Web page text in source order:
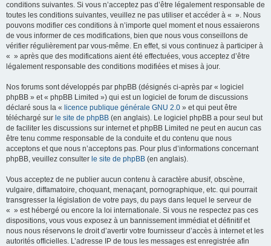
conditions suivantes. Si vous n’acceptez pas d’être légalement responsable de
toutes les conditions suivantes, veuillez ne pas utiliser et accéder à « ». Nous
pouvons modifier ces conditions à n’importe quel moment et nous essaierons
de vous informer de ces modifications, bien que nous vous conseillons de
vérifier régulièrement par vous-même. En effet, si vous continuez à participer à
« » après que des modifications aient été effectuées, vous acceptez d’être
légalement responsable des conditions modifiées et mises à jour.
Nos forums sont développés par phpBB (désignés ci-après par « logiciel
phpBB » et « phpBB Limited ») qui est un logiciel de forum de discussions
déclaré sous la « licence publique générale GNU 2.0 » et qui peut être
téléchargé sur le site de phpBB (en anglais). Le logiciel phpBB a pour seul but
de faciliter les discussions sur internet et phpBB Limited ne peut en aucun cas
être tenu comme responsable de la conduite et du contenu que nous
acceptons et que nous n’acceptons pas. Pour plus d’informations concernant
phpBB, veuillez consulter le site de phpBB (en anglais).
Vous acceptez de ne publier aucun contenu à caractère abusif, obscène,
vulgaire, diffamatoire, choquant, menaçant, pornographique, etc. qui pourrait
transgresser la législation de votre pays, du pays dans lequel le serveur de
« » est hébergé ou encore la loi internationale. Si vous ne respectez pas ces
dispositions, vous vous exposez à un bannissement immédiat et définitif et
nous nous réservons le droit d’avertir votre fournisseur d’accès à internet et les
autorités officielles. L’adresse IP de tous les messages est enregistrée afin